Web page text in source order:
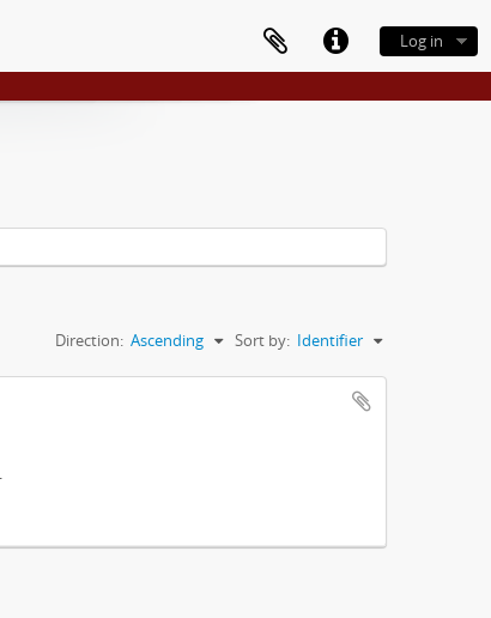
Log in
Sort by: Identifier
Direction: Ascending